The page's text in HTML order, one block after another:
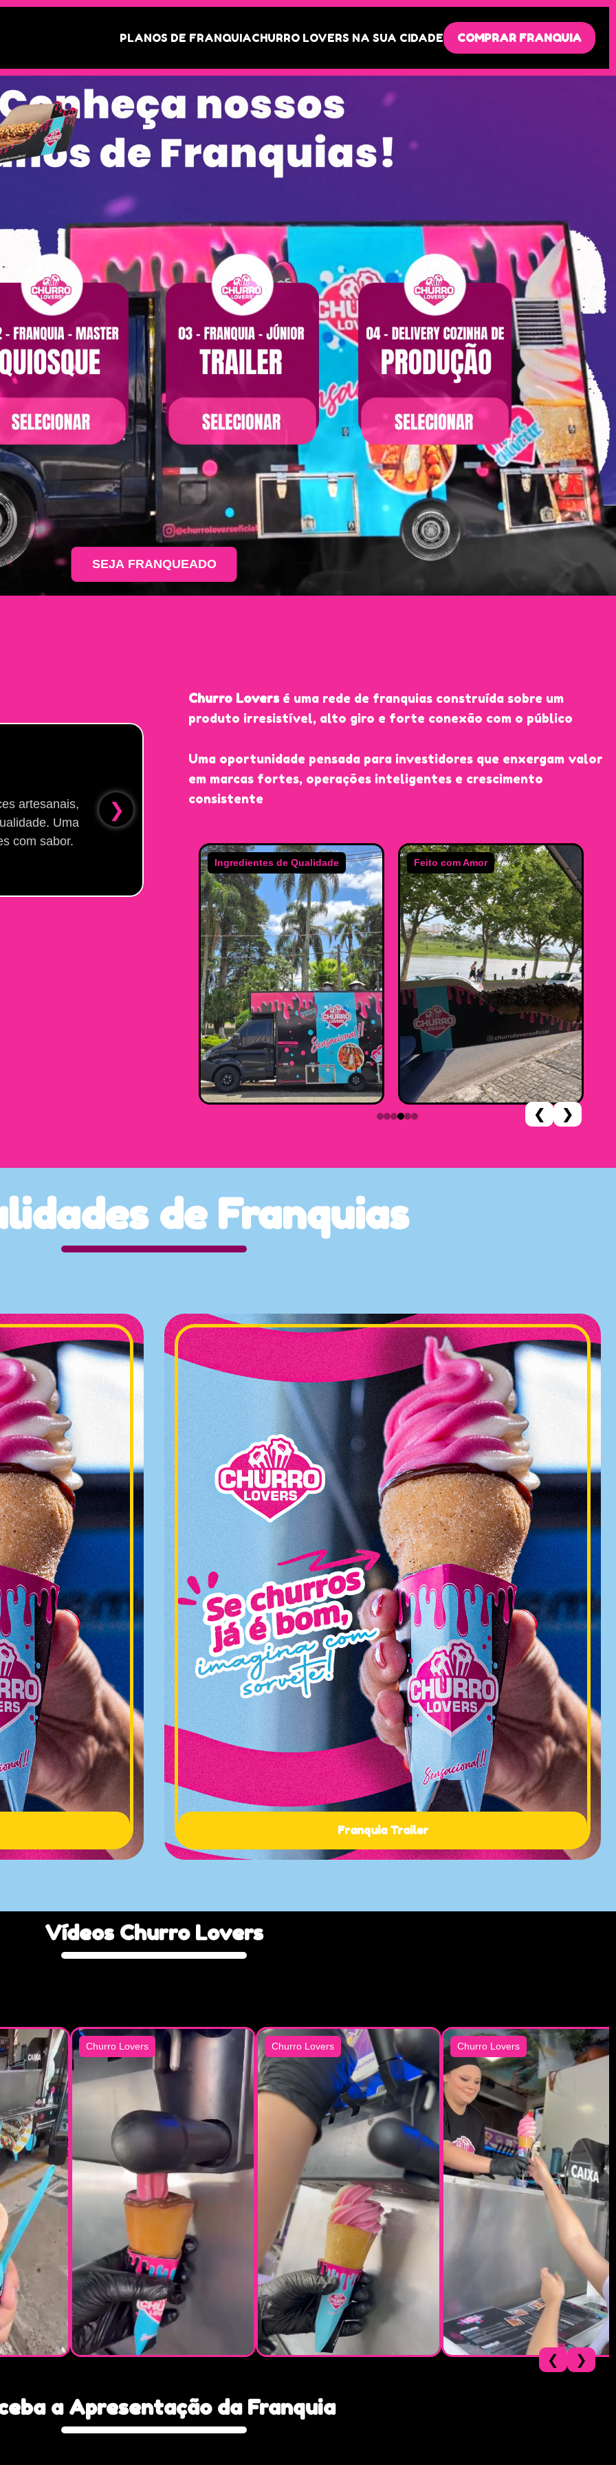
PLANOS DE FRANQUIACHURRO LOVERS NA SUA CIDADE COMPRAR FRANQUIA
SEJA FRANQUEADO
artesanais,
Uma
com sabor.
Por que escolher Churro Lovers
Nos destacamos pela criatividade, qualidade dos
unir sabor, estética e experiência única.
❯
Churro Loversé uma rede de franquias construída sobre um
produto irresistível, alto giro e forte conexão com o público
Uma oportunidade pensada para investidores que enxergam valor
em marcas fortes, operações inteligentes e crescimento
consistente
Feito com Amor Momentos Doces
❮ ❯
de Franquias
Franquia Trailer
Vídeos Churro Lovers
Churro Lovers Churro Lovers Churro Lovers
❮ ❯
a Apresentação da Franquia